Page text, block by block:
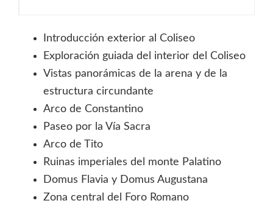
Introducción exterior al Coliseo
Exploración guiada del interior del Coliseo
Vistas panorámicas de la arena y de la
estructura circundante
Arco de Constantino
Paseo por la Vía Sacra
Arco de Tito
Ruinas imperiales del monte Palatino
Domus Flavia y Domus Augustana
Zona central del Foro Romano